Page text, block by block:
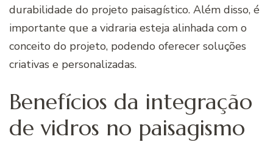
durabilidade do projeto paisagístico. Além disso, é
importante que a vidraria esteja alinhada com o
conceito do projeto, podendo oferecer soluções
criativas e personalizadas.
Benefícios da integração
de vidros no paisagismo